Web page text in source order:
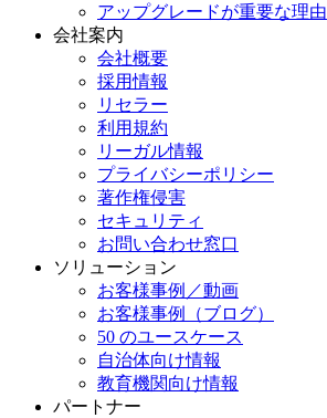
アップグレードが重要な理由
会社案内
会社概要
採用情報
リセラー
利用規約
リーガル情報
プライバシーポリシー
著作権侵害
セキュリティ
お問い合わせ窓口
ソリューション
お客様事例／動画
お客様事例（ブログ）
50 のユースケース
自治体向け情報
教育機関向け情報
パートナー